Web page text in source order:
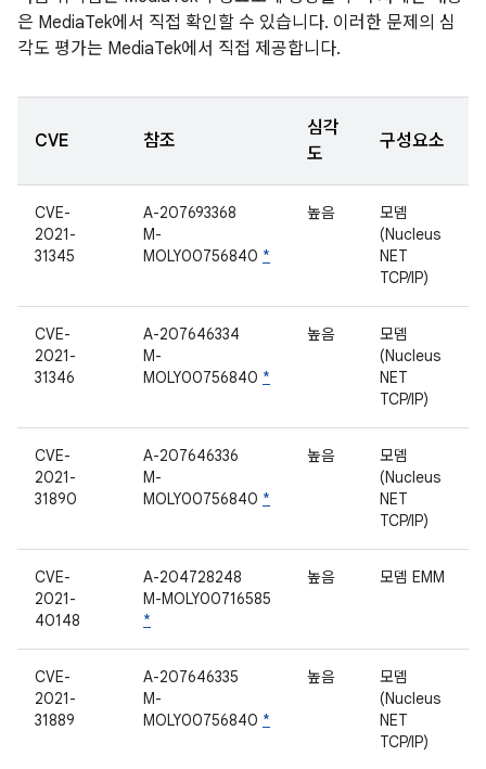
은 MediaTek에서 직접 확인할 수 있습니다. 이러한 문제의 심
각도 평가는 MediaTek에서 직접 제공합니다.
CVE 참조
심각
도
구성요소
CVE-
2021-
31345
A-207693368
M-
MOLY00756840 *
높음
모뎀
(Nucleus
NET
TCP/IP)
CVE-
2021-
31346
A-207646334
M-
MOLY00756840 *
높음
모뎀
(Nucleus
NET
TCP/IP)
CVE-
2021-
31890
A-207646336
M-
MOLY00756840 *
높음
모뎀
(Nucleus
NET
TCP/IP)
CVE-
2021-
40148
A-204728248
M-MOLY00716585
*
높음 모뎀 EMM
CVE-
2021-
31889
A-207646335
M-
MOLY00756840 *
높음
모뎀
(Nucleus
NET
TCP/IP)